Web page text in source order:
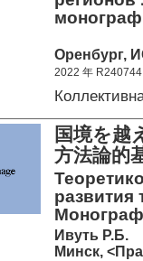
Оренбург,
2022 年 R240744
国境を越
方法論
развития
Ивуть Р.Б.
Минск,